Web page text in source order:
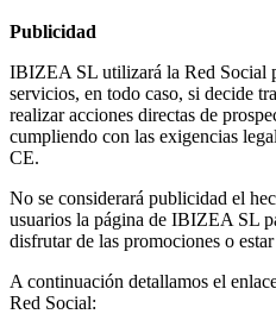
Publicidad
IBIZEA SL utilizará la Red Social
servicios, en todo caso, si decide
realizar acciones directas de
cumpliendo con las exigencias
CE.
No se considerará publicidad el
usuarios la página de IBIZEA SL
disfrutar de las promociones o
A continuación detallamos el
Red Social: